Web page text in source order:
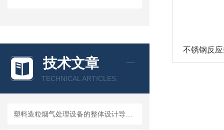
技术文章
TECHNICAL ARTICLES
不锈钢反